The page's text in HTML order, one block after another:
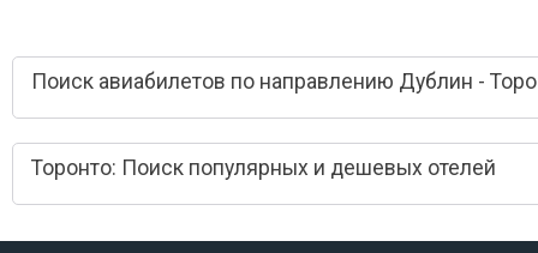
Поиск авиабилетов по направлению Дублин -
Торонто: Поиск популярных и дешевых отелей